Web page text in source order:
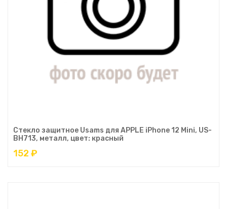
Стекло защитное Usams для APPLE iPhone 12 Mini, US-
BH713, металл, цвет: красный
152 ₽